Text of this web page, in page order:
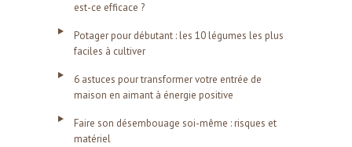
est-ce efficace ?
Potager pour débutant : les 10 légumes les plus
faciles à cultiver
6 astuces pour transformer votre entrée de
maison en aimant à énergie positive
Faire son désembouage soi-même : risques et
matériel